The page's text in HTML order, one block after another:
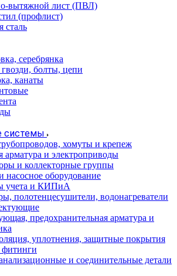
вытяжной лист (ПВЛ)
(профлист)
сталь
серебрянка
болты, цепи
канаты
системы
хомуты и крепеж
арматура и электроприводы
и коллекторные группы
насосное оборудование
учета и КИПиА
полотенцесушители, водонагреватели
предохранительная арматура и
уплотнения, защитные покрытия
и соединительные детали